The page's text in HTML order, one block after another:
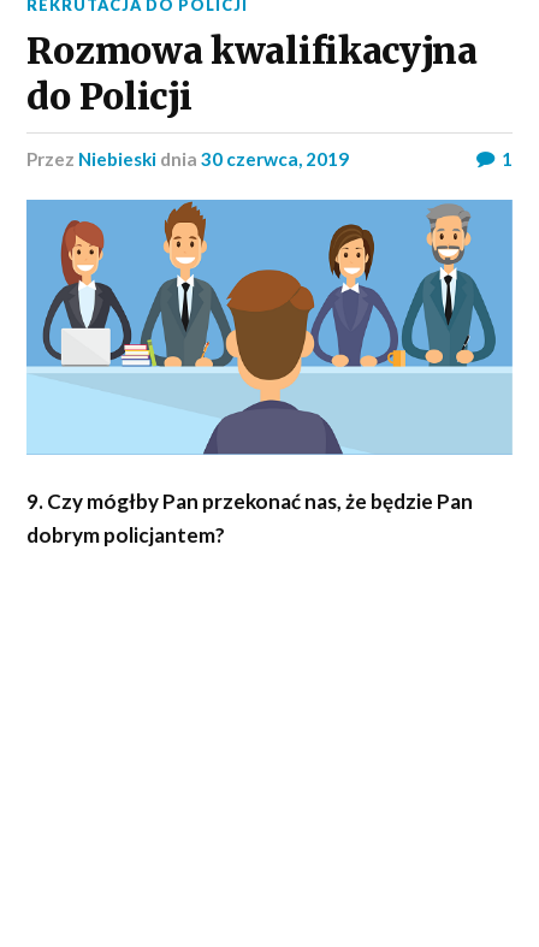
REKRUTACJA DO POLICJI
Rozmowa kwalifikacyjna
do Policji
przez Niebieski dnia30 czerwca, 2019 1
9. Czy mógłby Pan przekonać nas, że będzie Pan
dobrym policjantem?